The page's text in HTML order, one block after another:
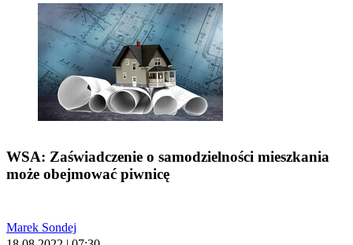
WSA: Zaświadczenie o samodzielności mieszkania
może obejmować piwnicę
Marek Sondej